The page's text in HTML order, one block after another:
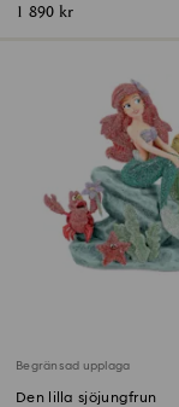
1 890 kr
Begränsad upplaga
Den lilla sjöjungfrun